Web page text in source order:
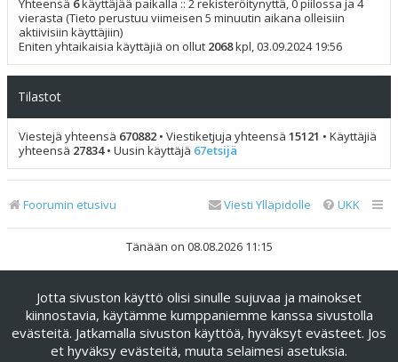
Yhteensä 6käyttäjää paikalla :: 2 rekisteröitynyttä, 0 piilossa ja 4
vierasta (Tieto perustuu viimeisen 5 minuutin aikana olleisiin
aktiivisiin käyttäjiin)
Eniten yhtaikaisia käyttäjiä on ollut 2068kpl, 03.09.2024 19:56
Tilastot
Viestejä yhteensä 670882 • Viestiketjuja yhteensä 15121 • Käyttäjiä
yhteensä 27834• Uusin käyttäjä 67etsijä
Foorumin etusivu UKK
Viesti Ylläpidolle
Tänään on 08.08.2026 11:15
phpBB Limited
Käännös: phpBB Suomi (lurttinen, harritapio, Pettis)
phpBB Metro Theme by PixelGoose Studio
Jotta sivuston käyttö olisi sinulle sujuvaa ja mainokset
kiinnostavia, käytämme kumppaniemme kanssa sivustolla
evästeitä. Jatkamalla sivuston käyttöä, hyväksyt evästeet. Jos
et hyväksy evästeitä, muuta selaimesi asetuksia.